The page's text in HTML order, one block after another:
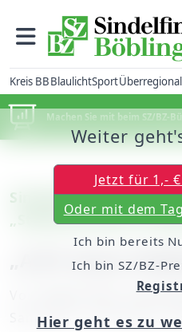
Kreis BBBlaulichtSportÜberregional
Machen Sie mit beim SZ/BZ-
Sindelfingen/
„Stillstand beim
„A 81 muss
Jürgen Haar und
Samstag, 15. November
Weiter
Jetzt für 1,-
Oder mit dem
Ich bin bereits
Ich bin SZ/BZ-
Hier geht es zu